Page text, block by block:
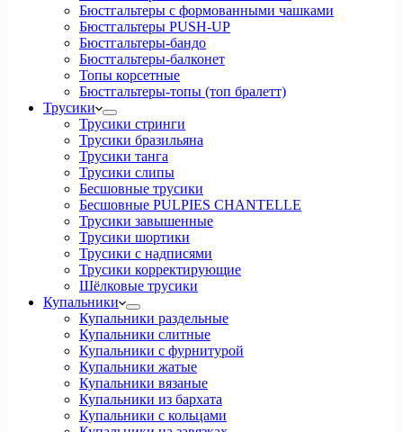
Бюстгальтеры с формованными чашками
Бюстгальтеры PUSH-UP
Бюстгальтеры-бандо
Бюстгальтеры-балконет
Топы корсетные
Бюстгальтеры-топы (топ бралетт)
Трусики
Трусики стринги
Трусики бразильяна
Трусики танга
Трусики слипы
Бесшовные трусики
Бесшовные PULPIES CHANTELLE
Трусики завышенные
Трусики шортики
Трусики с надписями
Трусики корректирующие
Шёлковые трусики
Купальники
Купальники раздельные
Купальники слитные
Купальники с фурнитурой
Купальники жатые
Купальники вязаные
Купальники из бархата
Купальники с кольцами